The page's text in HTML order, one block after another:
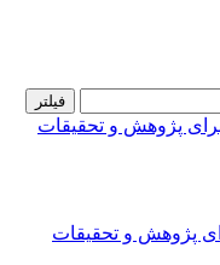
فیلتر